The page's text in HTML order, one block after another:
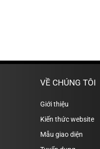
VỀ CHÚNG TÔI
Giới thiệu
Kiến thức website
Mẫu giao diện